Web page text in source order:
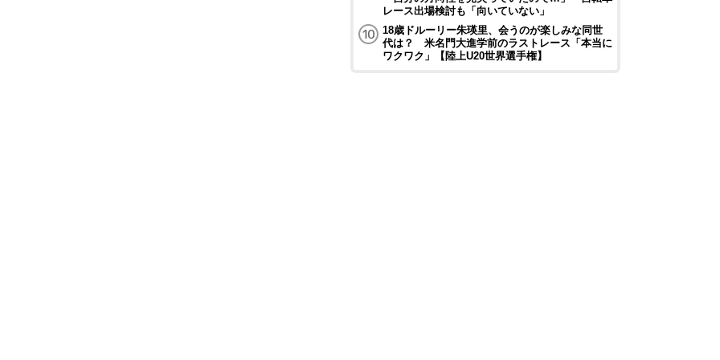
レース出場検討も「向いていない」
18歳ドルーリー朱瑛里、会うのが楽しみな同世
代は？ 米名門大進学前のラストレース「本当に
ワクワク」【陸上U20世界選手権】